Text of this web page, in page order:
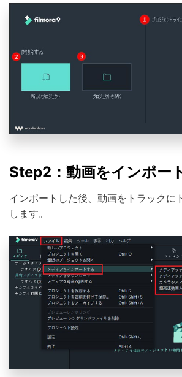
Step2：動画をインポー
インポートした後、動画をトラックに
します。